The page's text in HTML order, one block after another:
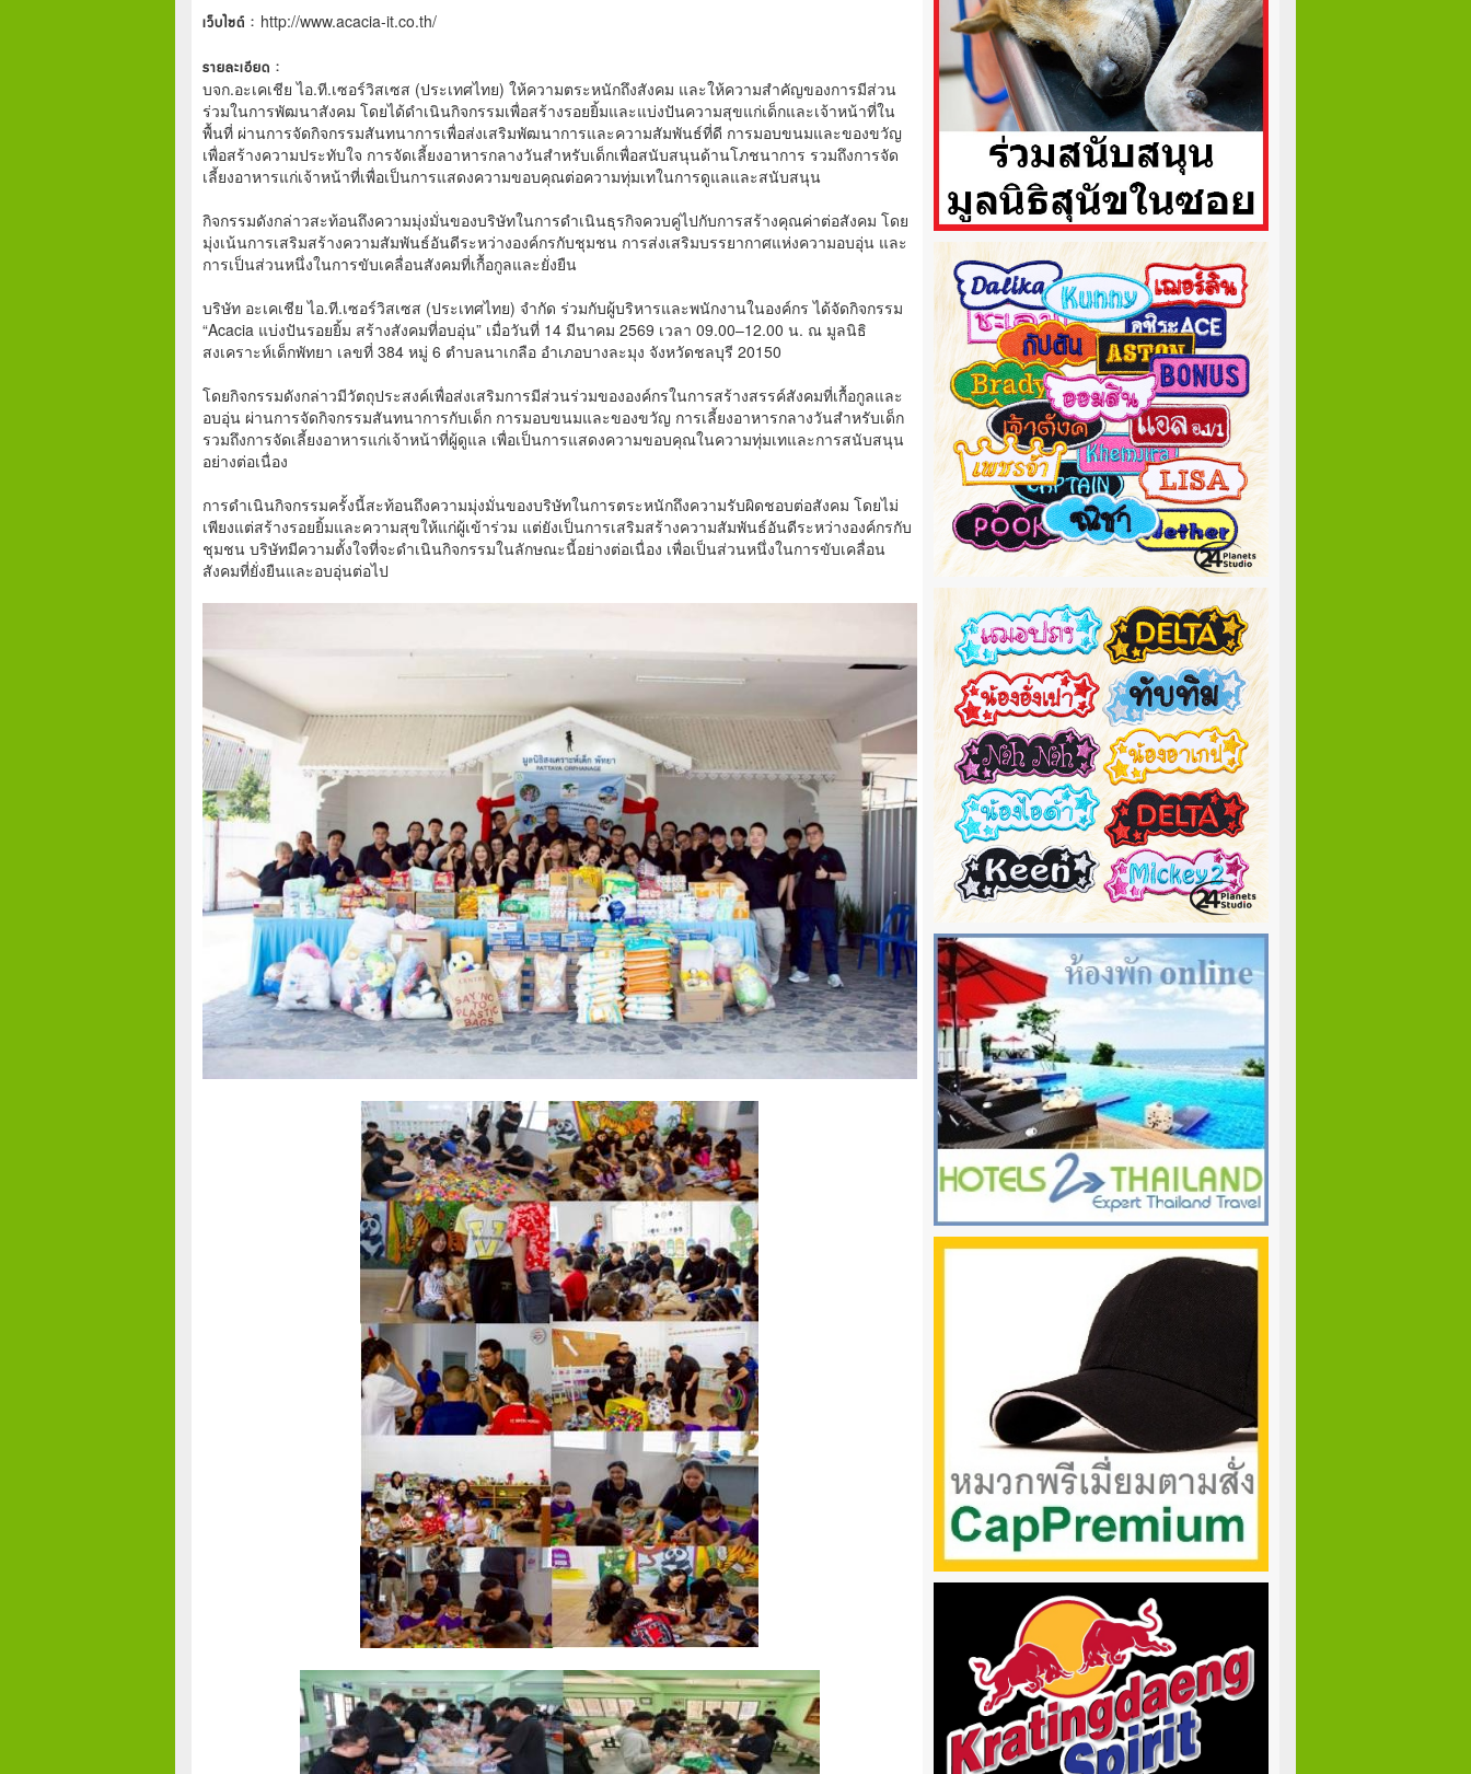
เว็บไซต์ : http://www.acacia-it.co.th/
รายละเอียด :
บจก.อะเคเชีย ไอ.ที.เซอร์วิสเซส (ประเทศไทย) ให้ความตระหนักถึงสังคม และให้ความสำคัญของการมีส่วน
ร่วมในการพัฒนาสังคม โดยได้ดำเนินกิจกรรมเพื่อสร้างรอยยิ้มและแบ่งปันความสุขแก่เด็กและเจ้าหน้าที่ใน
พื้นที่ ผ่านการจัดกิจกรรมสันทนาการเพื่อส่งเสริมพัฒนาการและความสัมพันธ์ที่ดี การมอบขนมและของขวัญ
เพื่อสร้างความประทับใจ การจัดเลี้ยงอาหารกลางวันสำหรับเด็กเพื่อสนับสนุนด้านโภชนาการ รวมถึงการจัด
เลี้ยงอาหารแก่เจ้าหน้าที่เพื่อเป็นการแสดงความขอบคุณต่อความทุ่มเทในการดูแลและสนับสนุน
กิจกรรมดังกล่าวสะท้อนถึงความมุ่งมั่นของบริษัทในการดำเนินธุรกิจควบคู่ไปกับการสร้างคุณค่าต่อสังคม โดย
มุ่งเน้นการเสริมสร้างความสัมพันธ์อันดีระหว่างองค์กรกับชุมชน การส่งเสริมบรรยากาศแห่งความอบอุ่น และ
การเป็นส่วนหนึ่งในการขับเคลื่อนสังคมที่เกื้อกูลและยั่งยืน
บริษัท อะเคเชีย ไอ.ที.เซอร์วิสเซส (ประเทศไทย) จำกัด ร่วมกับผู้บริหารและพนักงานในองค์กร ได้จัดกิจกรรม
“Acacia แบ่งปันรอยยิ้ม สร้างสังคมที่อบอุ่น” เมื่อวันที่ 14 มีนาคม 2569 เวลา 09.00–12.00 น. ณ มูลนิธิ
สงเคราะห์เด็กพัทยา เลขที่ 384 หมู่ 6 ตำบลนาเกลือ อำเภอบางละมุง จังหวัดชลบุรี 20150
โดยกิจกรรมดังกล่าวมีวัตถุประสงค์เพื่อส่งเสริมการมีส่วนร่วมขององค์กรในการสร้างสรรค์สังคมที่เกื้อกูลและ
อบอุ่น ผ่านการจัดกิจกรรมสันทนาการกับเด็ก การมอบขนมและของขวัญ การเลี้ยงอาหารกลางวันสำหรับเด็ก
รวมถึงการจัดเลี้ยงอาหารแก่เจ้าหน้าที่ผู้ดูแล เพื่อเป็นการแสดงความขอบคุณในความทุ่มเทและการสนับสนุน
อย่างต่อเนื่อง
การดำเนินกิจกรรมครั้งนี้สะท้อนถึงความมุ่งมั่นของบริษัทในการตระหนักถึงความรับผิดชอบต่อสังคม โดยไม่
เพียงแต่สร้างรอยยิ้มและความสุขให้แก่ผู้เข้าร่วม แต่ยังเป็นการเสริมสร้างความสัมพันธ์อันดีระหว่างองค์กรกับ
ชุมชน บริษัทมีความตั้งใจที่จะดำเนินกิจกรรมในลักษณะนี้อย่างต่อเนื่อง เพื่อเป็นส่วนหนึ่งในการขับเคลื่อน
สังคมที่ยั่งยืนและอบอุ่นต่อไป